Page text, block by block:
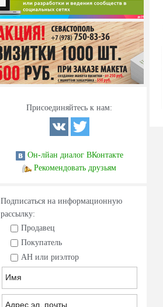
Присоединяйтесь к нам:
Он-лйан диалог ВКонтакте
Рекомендовать друзьям
Подписаться на информационную
рассылку:
Продавец
Покупатель
АН или риэлтор